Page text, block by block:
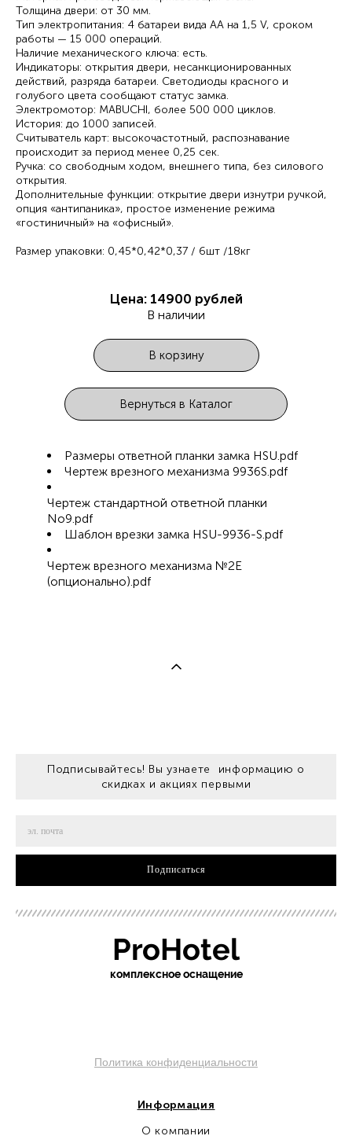
Толщина двери: от 30 мм.
Тип электропитания: 4 батареи вида AA на 1,5 V, сроком
работы — 15 000 операций.
Наличие механического ключа: есть.
Индикаторы: открытия двери, несанкционированных
действий, разряда батареи. Светодиоды красного и
голубого цвета сообщают статус замка.
Электромотор: MABUCHI, более 500 000 циклов.
История: до 1000 записей.
Считыватель карт: высокочастотный, распознавание
происходит за период менее 0,25 сек.
Ручка: со свободным ходом, внешнего типа, без силового
открытия.
Дополнительные функции: открытие двери изнутри ручкой,
опция «антипаника», простое изменение режима
«гостиничный» на «офисный».
Размер упаковки: 0,45*0,42*0,37 / 6шт /18кг
Цена: 14900 рублей
В наличии
В корзину
Вернуться в Каталог
Размеры ответной планки замка HSU.pdf
Чертеж врезного механизма 9936S.pdf
Чертеж стандартной ответной планки
No9.pdf
Шаблон врезки замка HSU-9936-S.pdf
Чертеж врезного механизма №2Е
(опционально).pdf
Подписывайтесь! Вы узнаете информацию о
скидках и акциях первыми
Подписаться
ProHotel
комплексное оснащение
Политика конфиденциальности
Информация
О компании